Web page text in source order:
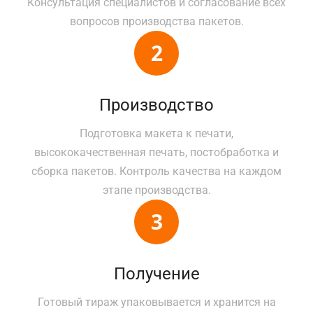
вопросов производства пакетов.
Производство
Подготовка макета к печати,
высококачественная печать, постобработка и
сборка пакетов. Контроль качества на каждом
этапе производства.
Получение
Готовый тираж упаковывается и хранится на